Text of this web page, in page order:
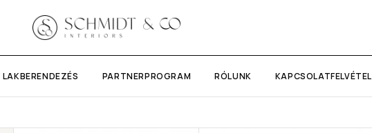
LAKBERENDEZÉS PARTNERPROGRAM RÓLUNK KAPCSOLATFELVÉTEL